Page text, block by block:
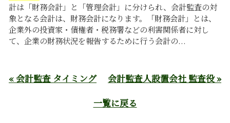
計は「財務会計」と「管理会計」に分けられ、会計監査の対
象となる会計は、財務会計になります。「財務会計」とは、
企業外の投資家・債権者・税務署などの利害関係者に対し
て、企業の財務状況を報告するために行う会計の...
« 会計監査 タイミング
会計監査人設置会社 監査役 »
一覧に戻る